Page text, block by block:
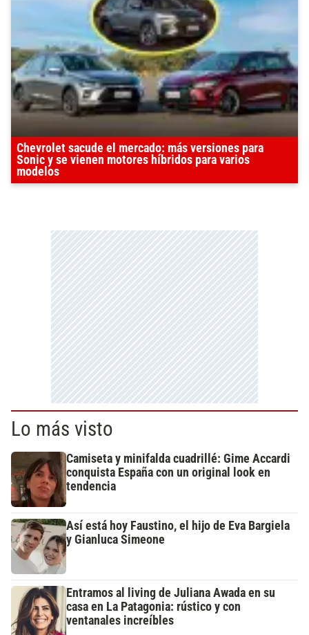
Chevrolet sacude el mercado: más versiones para
Sonic y se vienen motores híbridos para varios
modelos
Lo más visto
Camiseta y minifalda cuadrillé: Gime Accardi
conquista España con un original look en
tendencia
Así está hoy Faustino, el hijo de Eva Bargiela
y Gianluca Simeone
Entramos al living de Juliana Awada en su
casa en La Patagonia: rústico y con
ventanales increíbles